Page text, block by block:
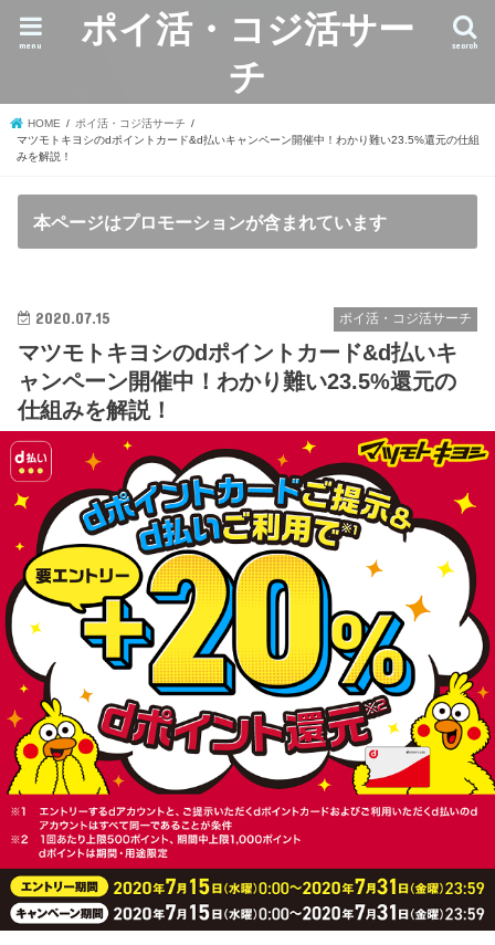
ポイ活・コジ活サー
チ
search
menu
HOME
ポイ活・コジ活サーチ
マツモトキヨシのdポイントカード&d払いキャンペーン開催中！わかり難い23.5%還元の仕組
みを解説！
本ページはプロモーションが含まれています
ポイ活・コジ活サーチ
2020.07.15
マツモトキヨシのdポイントカード&d払いキ
ャンペーン開催中！わかり難い23.5%還元の
仕組みを解説！